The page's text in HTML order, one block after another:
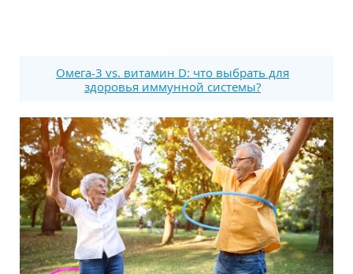
Омега-3 vs. витамин D: что выбрать для
здоровья иммунной системы?